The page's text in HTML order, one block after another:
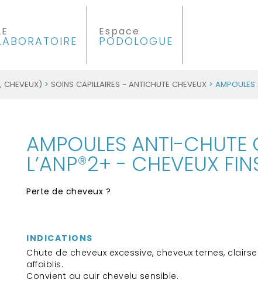
Espace
PODOLOGUE
CHEVEUX) > SOINS CAPILLAIRES - ANTICHUTE CHEVEUX >
AMPOULES ANTI-CHUTE
L’ANP®2+ - CHEVEUX
Perte de cheveux ?
INDICATIONS
Chute de cheveux excessive, cheveux ternes,
affaiblis.
Convient au cuir chevelu sensible.